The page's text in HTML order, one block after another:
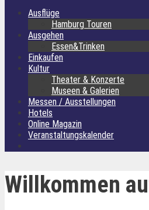
Ausflüge
Hamburg Touren
Ausgehen
Essen&Trinken
Einkaufen
Kultur
Theater & Konzerte
Museen & Galerien
Messen / Ausstellungen
Hotels
Online Magazin
Veranstaltungskalender
Willkommen